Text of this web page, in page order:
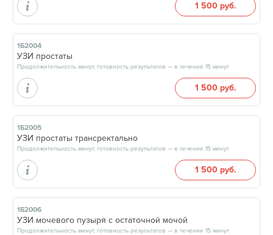
1 500 руб.
1Б2004
УЗИ простаты
Продолжительность минут, готовность результатов — в течение 15 минут
1 500 руб.
1Б2005
УЗИ простаты трансректально
Продолжительность минут, готовность результатов — в течение 15 минут
1 500 руб.
1Б2006
УЗИ мочевого пузыря с остаточной мочой
Продолжительность минут, готовность результатов — в течение 15 минут